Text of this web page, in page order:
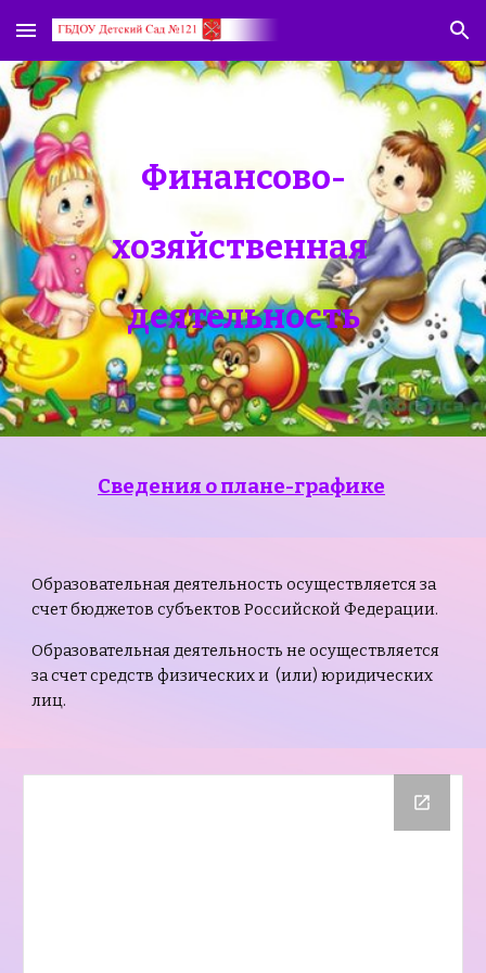
Skip to main content Skip to navigation
Финансово-
хозяйственная
деятельность
Сведения о плане-графике
Образовательная деятельность осуществляется за
счет бюджетов субъектов Российской Федерации.
Образовательная деятельность не осуществляется
за счет средств физических и (или) юридических
лиц.